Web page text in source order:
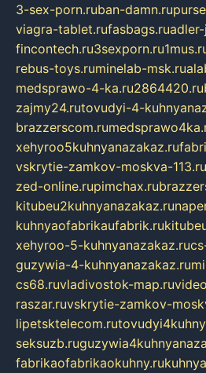
3-sex-porn.ruban-damn.ru
viagra-tablet.rufasbags.ru
fincontech.ru3sexporn.ru
rebus-toys.ruminelab-msk.ru
medsprawo-4-ka.ru2864420.ru
zajmy24.rutovudyi-4-
brazzerscom.ru
xehyroo5kuhnyanazakaz.ru
vskrytie-zamkov-moskva-113.ru
zed-online.rupimchax.ru
kitubeu2kuhnyanazakaz.ru
kuhnyaofabrikaufabrik.ru
xehyroo-5-kuhnyanazakaz.ru
guzywia-4-kuhnyanazakaz.ru
cs68.ruvladivostok-map.ru
raszar.ruvskrytie-zamkov-
lipetsktelecom.ru
seksuzb.ru
fabrikaofabrikaokuhny.ru